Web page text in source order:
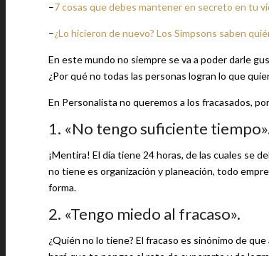
–7 cosas que debes mantener en secreto en tu
–¿Lo hicieron de nuevo? Los Simpsons saben
En este mundo no siempre se va a poder darle
¿Por qué no todas las personas logran lo que
En Personalista no queremos a los fracasados,
1. «No tengo suficiente
¡Mentira! El día tiene 24 horas, de las cuales se
no tiene es organización y planeación, todo
forma.
2. «Tengo miedo al fracaso».
¿Quién no lo tiene? El fracaso es sinónimo de